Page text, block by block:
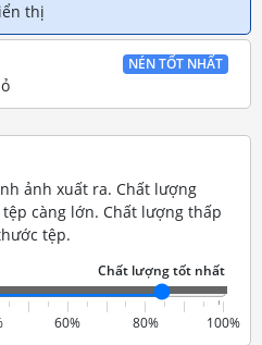
thị
NÉN TỐT NHẤT
ảnh xuất ra. Chất lượng
càng lớn. Chất lượng thấp
tệp.
60% 80% 100%